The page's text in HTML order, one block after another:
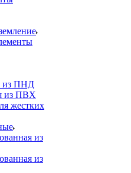
из ПНД
из ПВХ
жестких
из
из